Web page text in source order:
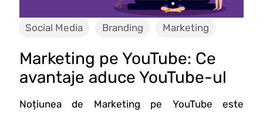
Social Media Branding Marketing
Marketing pe YouTube: Ce
avantaje aduce YouTube-ul
Noțiunea de Marketing pe YouTube este